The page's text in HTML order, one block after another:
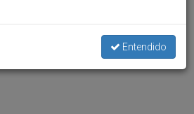
Entendido